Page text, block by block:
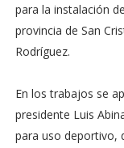
para la instalación
provincia de San
Rodríguez.
En los trabajos se
presidente Luis
para uso deportivo,